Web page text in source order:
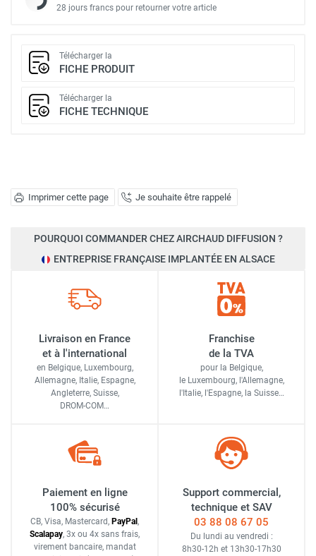
Imprimer cette page Je souhaite être rappelé
28 jours francs pour retourner votre article
Télécharger la
FICHE PRODUIT
Télécharger la
FICHE TECHNIQUE
POURQUOI COMMANDER CHEZ AIRCHAUD DIFFUSION ?
ENTREPRISE FRANÇAISE IMPLANTÉE EN ALSACE
Livraison en France
et à l'international
en Belgique, Luxembourg,
Allemagne, Italie, Espagne,
Angleterre, Suisse,
DROM-COM…
Franchise
de la TVA
pour la Belgique,
le Luxembourg, l'Allemagne,
l'Italie, l'Espagne, la Suisse…
Paiement en ligne
100% sécurisé
CB, Visa, Mastercard, PayPal ,
Scalapay, 3x ou 4x sans frais,
virement bancaire, mandat
Support commercial,
technique et SAV
03 88 08 67 05
Du lundi au vendredi :
8h30-12h et 13h30-17h30